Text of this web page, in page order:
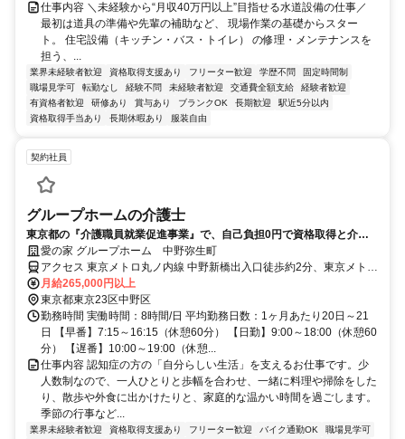
仕事内容 ＼未経験から“月収40万円以上”目指せる水道設備の仕事／
最初は道具の準備や先輩の補助など、 現場作業の基礎からスター
ト。 住宅設備（キッチン・バス・トイレ） の修理・メンテナンスを
担う、...
業界未経験者歓迎 資格取得支援あり フリーター歓迎 学歴不問
固定時間制
職場見学可
転勤なし 経験不問 未経験者歓迎 交通費全額支給
経験者歓迎
有資格者歓迎
研修あり 賞与あり ブランクOK 長期歓迎
駅近5分以内
資格取得手当あり
長期休暇あり 服装自由
契約社員
グループホームの介護士
東京都の『介護職員就業促進事業』で、自己負担0円で資格取得と介護
の仕事をスタートしよう
愛の家 グループホーム 中野弥生町
アクセス 東京メトロ丸ノ内線 中野新橋出入口徒歩約2分、東京メトロ
丸ノ内線 中野坂上3番口徒歩約11分、東京メトロ丸ノ内線 中野富士
見町1番口徒歩約11分 東京メトロ丸ノ内線「中野新橋駅」より徒歩2
分
月給265,000円以上
東京都東京23区中野区
勤務時間 実働時間：8時間/日 平均勤務日数：1ヶ月あたり20日～21
日 【早番】7:15～16:15（休憩60分） 【日勤】9:00～18:00（休憩60
分） 【遅番】10:00～19:00（休憩...
仕事内容 認知症の方の「自分らしい生活」を支えるお仕事です。少
人数制なので、一人ひとりと歩幅を合わせ、一緒に料理や掃除をした
り、散歩や外食に出かけたりと、家庭的な温かい時間を過ごします。
季節の行事など...
業界未経験者歓迎 資格取得支援あり フリーター歓迎 バイク通勤OK
職場見学可